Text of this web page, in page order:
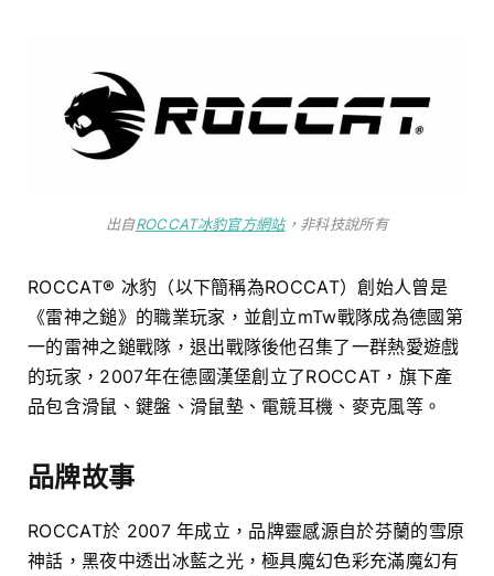
出自ROCCAT冰豹官方網站，非科技說所有
ROCCAT® 冰豹（以下簡稱為ROCCAT）創始人曾是
《雷神之鎚》的職業玩家，並創立mTw戰隊成為德國第
一的雷神之鎚戰隊，退出戰隊後他召集了一群熱愛遊戲
的玩家，2007年在德國漢堡創立了ROCCAT，旗下產
品包含滑鼠、鍵盤、滑鼠墊、電競耳機、麥克風等。
品牌故事
ROCCAT於 2007 年成立，品牌靈感源自於芬蘭的雪原
神話，黑夜中透出冰藍之光，極具魔幻色彩充滿魔幻有